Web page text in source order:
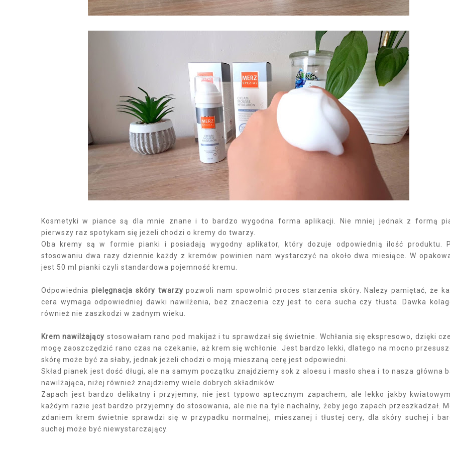
Kosmetyki w piance są dla mnie znane i to bardzo wygodna forma aplikacji. Nie mniej jednak z formą
pierwszy raz spotykam się jeżeli chodzi o kremy do twarzy.
Oba kremy są w formie pianki i posiadają wygodny aplikator, który dozuje odpowiednią ilość produktu.
stosowaniu dwa razy dziennie każdy z kremów powinien nam wystarczyć na około dwa miesiące. W
jest 50 ml pianki czyli standardowa pojemność kremu.
Odpowiednia pielęgnacja skóry twarzy pozwoli nam spowolnić proces starzenia skóry. Należy pamiętać, że
cera wymaga odpowiedniej dawki nawilżenia, bez znaczenia czy jest to cera sucha czy tłusta. Dawka
również nie zaszkodzi w żadnym wieku.
Krem nawilżający stosowałam rano pod makijaż i tu sprawdzał się świetnie. Wchłania się ekspresowo, dzięki
mogę zaoszczędzić rano czas na czekanie, aż krem się wchłonie. Jest bardzo lekki, dlatego na mocno
skórę może być za słaby, jednak jeżeli chodzi o moją mieszaną cerę jest odpowiedni.
Skład pianek jest dość długi, ale na samym początku znajdziemy sok z aloesu i masło shea i to nasza główna
nawilżająca, niżej również znajdziemy wiele dobrych składników.
Zapach jest bardzo delikatny i przyjemny, nie jest typowo aptecznym zapachem, ale lekko jakby
każdym razie jest bardzo przyjemny do stosowania, ale nie na tyle nachalny, żeby jego zapach przeszkadzał.
zdaniem krem świetnie sprawdzi się w przypadku normalnej, mieszanej i tłustej cery, dla skóry suchej i
suchej może być niewystarczający.